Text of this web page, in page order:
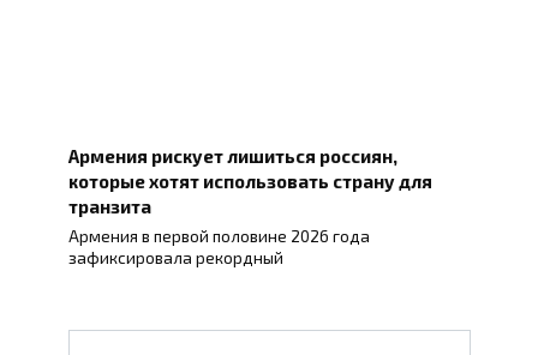
Армения рискует лишиться россиян,
которые хотят использовать страну для
транзита
Армения в первой половине 2026 года
зафиксировала рекордный